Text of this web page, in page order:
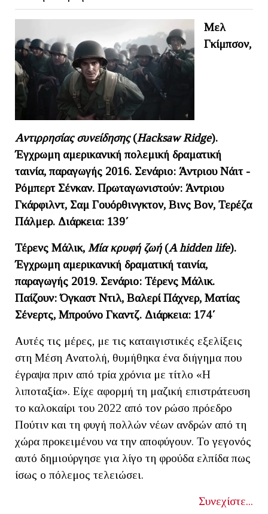
Μελ
Γκίμπσον,
Αντιρρησίας συνείδησης(Hacksaw Ridge).
Έγχρωμη αμερικανική πολεμική δραματική
ταινία, παραγωγής 2016. Σενάριο: Άντριου Νάιτ -
Ρόμπερτ Σένκαν. Πρωταγωνιστούν: Άντριου
Γκάρφιλντ, Σαμ Γουόρθινγκτον, Βινς Βον, Τερέζα
Πάλμερ. Διάρκεια: 139΄
Τέρενς Μάλικ, Μία κρυφή ζωή (Ahidden life).
Έγχρωμη αμερικανική δραματική ταινία,
παραγωγής 2019. Σενάριο: Τέρενς Μάλικ.
Παίζουν: Όγκαστ Ντιλ, Βαλερί Πάχνερ, Ματίας
Σένερτς, Μπρούνο Γκαντζ. Διάρκεια: 174΄
Αυτές τις μέρες, με τις καταιγιστικές εξελίξεις
στη Μέση Ανατολή, θυμήθηκα ένα διήγημα που
έγραψα πριν από τρία χρόνια με τίτλο «Η
λιποταξία». Είχε αφορμή τη μαζική επιστράτευση
το καλοκαίρι του 2022 από τον ρώσο πρόεδρο
Πούτιν και τη φυγή πολλών νέων ανδρών από τη
χώρα προκειμένου να την αποφύγουν. Το γεγονός
αυτό δημιούργησε για λίγο τη φρούδα ελπίδα πως
ίσως ο πόλεμος τελειώσει.
Συνεχίστε...